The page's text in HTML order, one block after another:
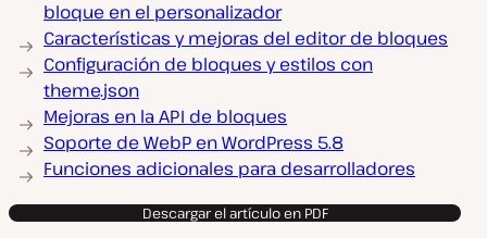
bloque en el personalizador
Características y mejoras del editor de bloques
Configuración de bloques y estilos con
theme.json
Mejoras en la API de bloques
Soporte de WebP en WordPress 5.8
Funciones adicionales para desarrolladores
Descargar el artículo en PDF